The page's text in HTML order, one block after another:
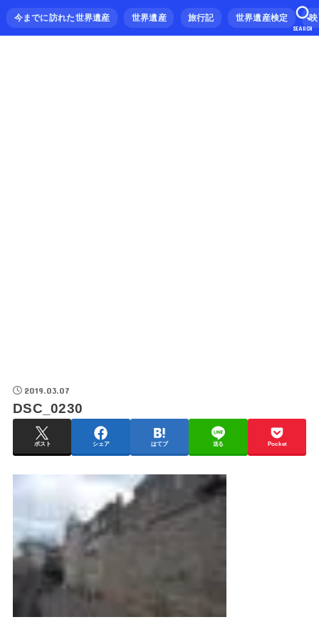
今までに訪れた世界遺産 世界遺産 旅行記 世界遺産検定
SEARCH
2019.03.07
DSC_0230
ポスト シェア はてブ 送る Pocket